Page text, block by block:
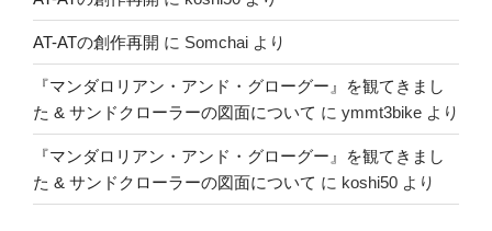
AT-ATの創作再開 に Somchai より
『マンダロリアン・アンド・グローグー』を観てきまし
た & サンドクローラーの図面について に ymmt3bike より
『マンダロリアン・アンド・グローグー』を観てきまし
た & サンドクローラーの図面について に koshi50 より